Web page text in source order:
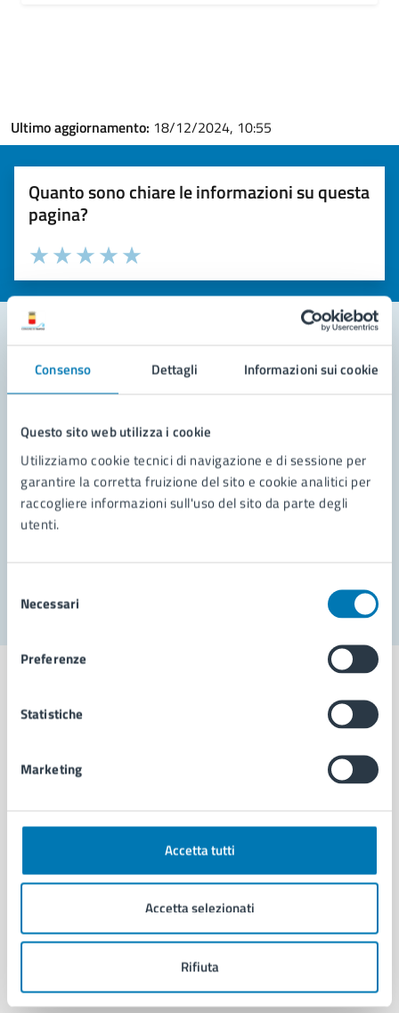
Consenso Dettagli Informazioni sui cookie
Questo sito web utilizza i cookie
Utilizziamo cookie tecnici di navigazione e di sessione per
garantire la corretta fruizione del sito e cookie analitici per
raccogliere informazioni sull'uso del sito da parte degli
utenti.
delNecessari
Preferenze
Statistiche
Marketing
Accetta tutti
Accetta selezionati
Rifiuta
Ultimo aggiornamento: 18/12/2024, 10:55
Quanto sono chiare le informazioni su questa
pagina?
Valuta la chiarezza delle informazioni (da 1 a 5 stelle)
Seleziona il numero di stelle per valutare la chiarezza delle
Valuta 5 stelle su 5
Valuta 4 stelle su 5
Valuta 3 stelle su 5
Valuta 2 stelle su 5
Valuta 1 stelle su 5
Contatta il comune
Richiedi assistenza
Prenota appuntamento
Problemi in città
Aree amministrative
Uffici
Politici
Intranet, posta aziendale e protocollo